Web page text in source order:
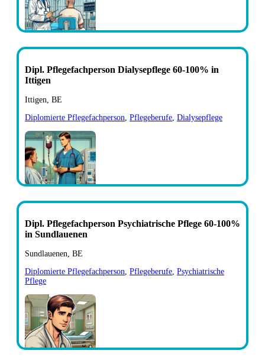
Dipl. Pflegefachperson Dialysepflege 60-100% in
Ittigen
Ittigen, BE
Diplomierte Pflegefachperson Pflegeberufe Dialysepflege
Dipl. Pflegefachperson Psychiatrische Pflege 60-100%
in Sundlauenen
Sundlauenen, BE
Diplomierte Pflegefachperson Pflegeberufe Psychiatrische
Pflege